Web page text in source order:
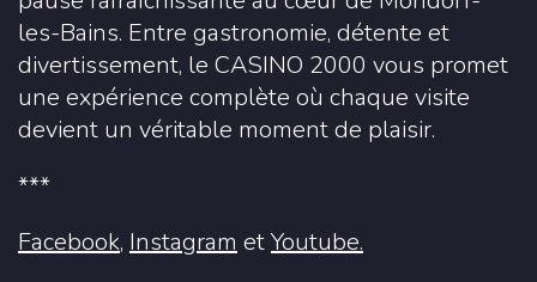
les-Bains. Entre gastronomie, détente et
divertissement, le CASINO 2000 vous promet
une expérience complète où chaque visite
devient un véritable moment de plaisir.
***
Facebook, Instagram etYoutube.